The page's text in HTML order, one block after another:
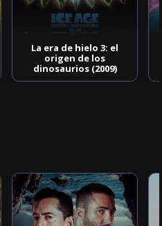
La era de hielo 3: el
origen de los
dinosaurios (2009)